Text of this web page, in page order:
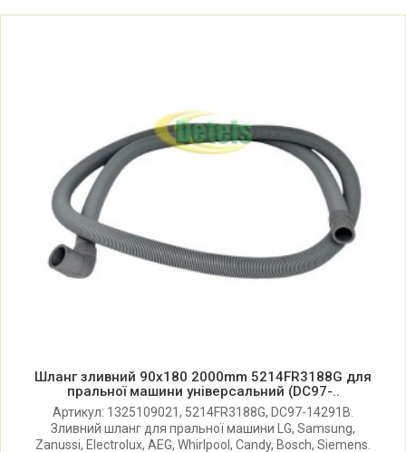
Zanussi F1647 914521011 00
Zanussi F1648 914521017 00
Zanussi F1648 914521017 02
Zanussi F805 914789809 00
Zanussi FE1004 914514547 01
Zanussi FE1027G 914522004 00
Шланг зливний 90x180 2000mm 5214FR3188G для
пральної машини універсальний (DC97-..
Артикул: 1325109021, 5214FR3188G, DC97-14291B.
Зливний шланг для пральної машини LG, Samsung,
Zanussi, Electrolux, AEG, Whirlpool, Candy, Bosch, Siemens.